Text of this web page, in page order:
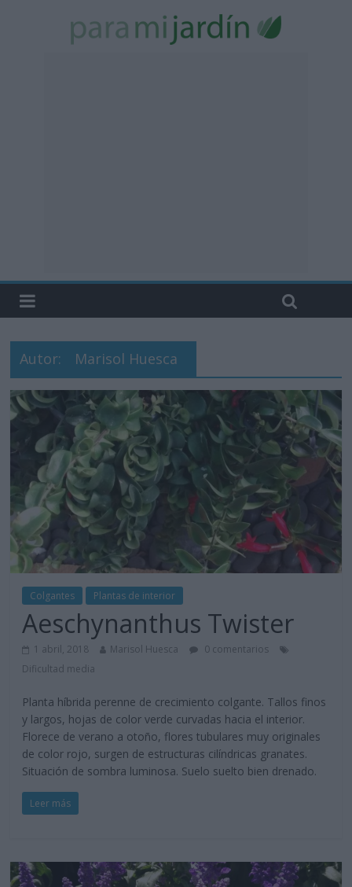
Autor: Marisol Huesca
Colgantes Plantas de interior
Aeschynanthus Twister
1 abril, 2018 Marisol Huesca
0 comentarios
Dificultad media
Planta híbrida perenne de crecimiento colgante. Tallos finos
y largos, hojas de color verde curvadas hacia el interior.
Florece de verano a otoño, flores tubulares muy originales
de color rojo, surgen de estructuras cilíndricas granates.
Situación de sombra luminosa. Suelo suelto bien drenado.
Leer más